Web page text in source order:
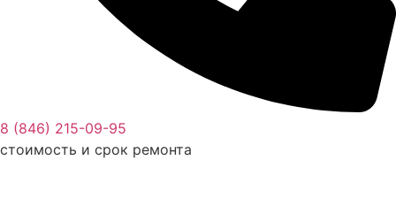
8 (846) 215-09-95
стоимость и срок ремонта